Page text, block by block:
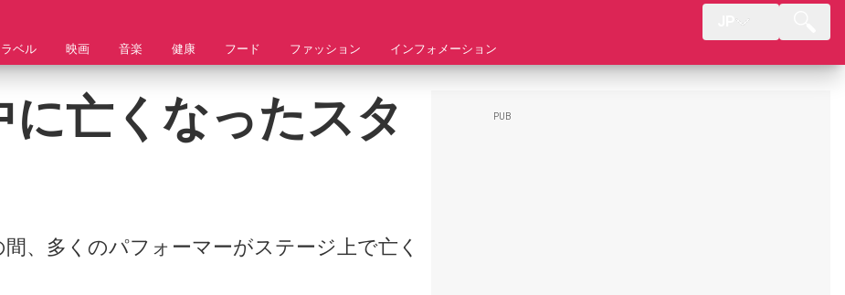
ラベル 映画 音楽 健康 フード ファッション インフォメーション
亡くなったスタ
、多くのパフォーマーがステージ上で亡く